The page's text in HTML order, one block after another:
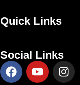
Quick Links
Social Links